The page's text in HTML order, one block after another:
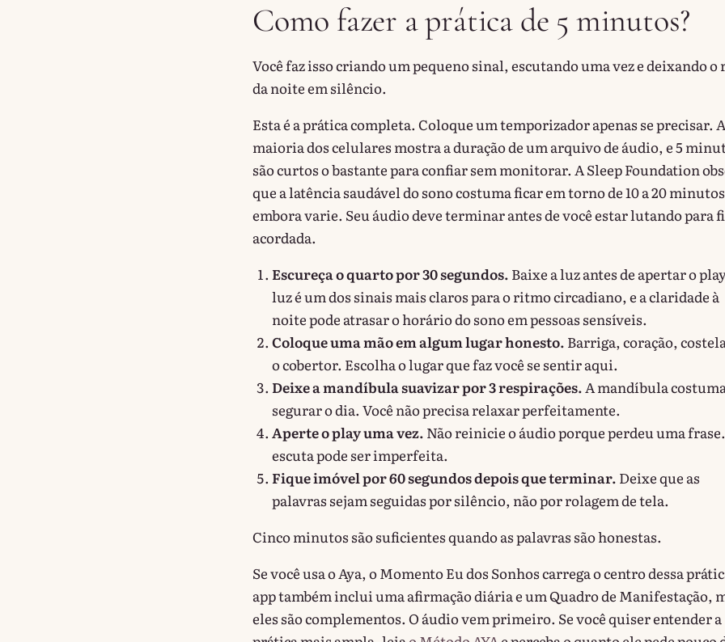
Como fazer a prática de 5 minutos?
Você faz isso criando um pequeno sinal, escutando uma vez e deixando o
da noite em silêncio.
Esta é a prática completa. Coloque um temporizador apenas se precisar. A
maioria dos celulares mostra a duração de um arquivo de áudio, e 5
são curtos o bastante para confiar sem monitorar. A Sleep Foundation
que a latência saudável do sono costuma ficar em torno de 10 a 20
embora varie. Seu áudio deve terminar antes de você estar lutando para
acordada.
Escureça o quarto por 30 segundos. Baixe a luz antes de apertar o
luz é um dos sinais mais claros para o ritmo circadiano, e a claridade à
noite pode atrasar o horário do sono em pessoas sensíveis.
Coloque uma mão em algum lugar honesto. Barriga, coração,
o cobertor. Escolha o lugar que faz você se sentir aqui.
Deixe a mandíbula suavizar por 3 respirações.A mandíbula
segurar o dia. Você não precisa relaxar perfeitamente.
Aperte o play uma vez. Não reinicie o áudio porque perdeu uma
escuta pode ser imperfeita.
Fique imóvel por 60 segundos depois que terminar. Deixe que as
palavras sejam seguidas por silêncio, não por rolagem de tela.
Cinco minutos são suficientes quando as palavras são honestas.
Se você usa o Aya, o Momento Eu dos Sonhos carrega o centro dessa
app também inclui uma afirmação diária e um Quadro de Manifestação,
eles são complementos. O áudio vem primeiro. Se você quiser entender a